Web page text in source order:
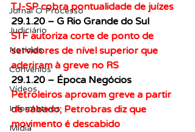
Jornal O Processo
Judiciário
Notícias
Convênios
Vídeos
Informativos
Midia
TJ-SP cobra pontualidade de juízes
29.1.20 – G Rio Grande do Sul
STF autoriza corte de ponto de
servidores de nível superior que
aderiram à greve no RS
29.1.20 – Época Negócios
Petroleiros aprovam greve a partir
de sábado; Petrobras diz que
movimento é descabido